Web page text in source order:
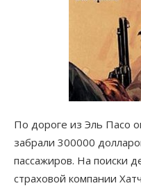
По дороге из Эль Пасо
забрали 300000
пассажиров. На поиски
страховой компании